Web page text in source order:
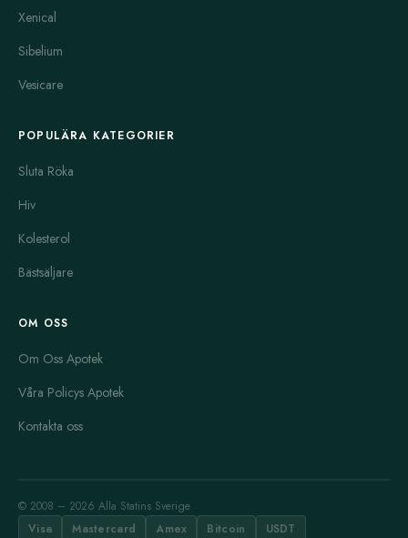
Xenical
Sibelium
Vesicare
POPULÄRA KATEGORIER
Sluta Röka
Hiv
Kolesterol
Bästsäljare
OM OSS
Om Oss Apotek
Våra Policys Apotek
Kontakta oss
© 2008 – 2026 Alla Statins Sverige
Visa
Mastercard Amex Bitcoin USDT